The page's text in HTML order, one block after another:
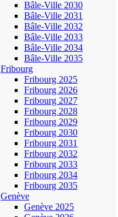
Bâle-Ville 2030
Bâle-Ville 2031
Bâle-Ville 2032
Bâle-Ville 2033
Bâle-Ville 2034
Bâle-Ville 2035
Fribourg
Fribourg 2025
Fribourg 2026
Fribourg 2027
Fribourg 2028
Fribourg 2029
Fribourg 2030
Fribourg 2031
Fribourg 2032
Fribourg 2033
Fribourg 2034
Fribourg 2035
Genève
Genève 2025